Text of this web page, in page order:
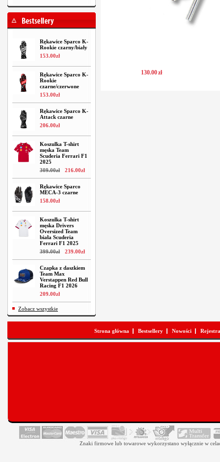
Rękawice Sparco K-
Rookie czarny/biały
153.00zł
Rękawice Sparco K-
Rookie
czarne/czerwone
153.00zł
Rękawice Sparco K-
Attack czarne
206.00zł
Koszulka T-shirt
męska Team
Scuderia Ferrari F1
2025
309.00zł 216.00zł
Rękawice Sparco
MECA-3 czarne
158.00zł
Koszulka T-shirt
męska Drivers
Oversized Team
biała Scuderia
Ferrari F1 2025
399.00zł 239.00zł
Czapka z daszkiem
Team Max
Verstappen Red Bull
Racing F1 2026
209.00zł
Zobacz wszystkie
130.00zł
Strona główna Bestsellery Nowości
Znaki firmowe lub towarowe wykorzystano wyłącznie w